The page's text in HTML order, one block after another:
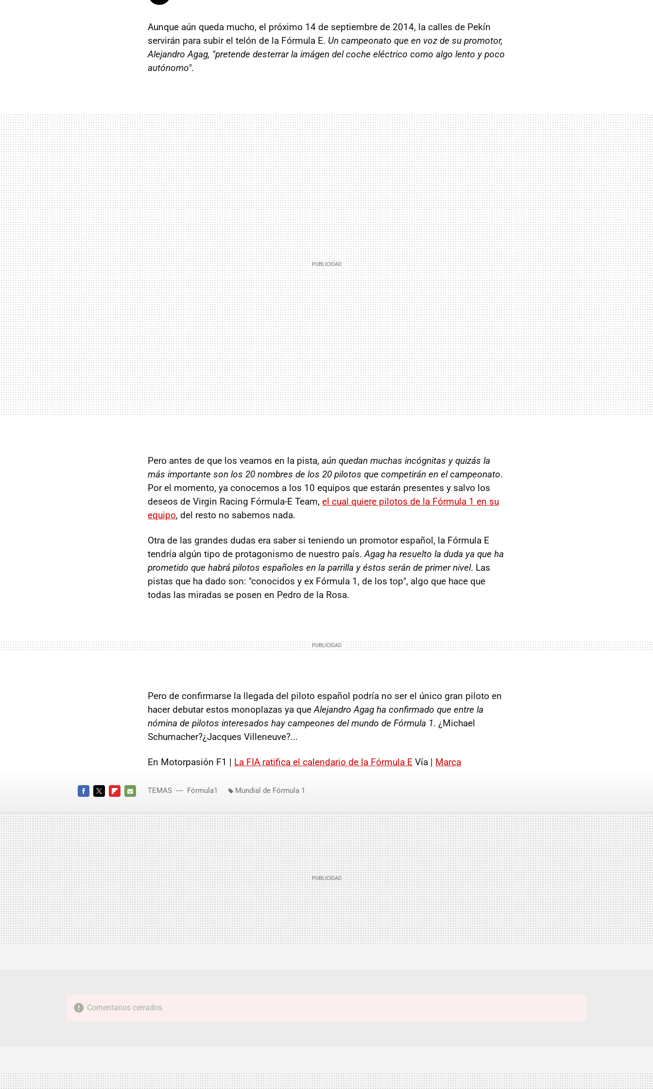
Aunque aún queda mucho, el próximo 14 de septiembre de 2014, la calles de Pekín
servirán para subir el telón de la Fórmula E. Un campeonato que en voz de su promotor,
Alejandro Agag, "pretende desterrar la imágen del coche eléctrico como algo lento y poco
autónomo".
Pero antes de que los veamos en la pista, aún quedan muchas incógnitas y quizás la
más importante son los 20 nombres de los 20 pilotos que competirán en el campeonato.
Por el momento, ya conocemos a los 10 equipos que estarán presentes y salvo los
deseos de Virgin Racing Fórmula-E Team, el cual quiere pilotos de la Fórmula 1 en su
equipo, del resto no sabemos nada.
Otra de las grandes dudas era saber si teniendo un promotor español, la Fórmula E
tendría algún tipo de protagonismo de nuestro país.Agag ha resuelto la duda ya que ha
prometido que habrá pilotos españoles en la parrilla y éstos serán de primer nivel. Las
pistas que ha dado son: "conocidos y ex Fórmula 1, de los top", algo que hace que
todas las miradas se posen en Pedro de la Rosa.
Pero de confirmarse la llegada del piloto español podría no ser el único gran piloto en
hacer debutar estos monoplazas ya queAlejandro Agag ha confirmado que entre la
nómina de pilotos interesados hay campeones del mundo de Fórmula 1. ¿Michael
Schumacher?¿Jacques Villeneuve?...
En Motorpasión F1 | La FIA ratifica el calendario de la Fórmula E Vía | Marca
MAIL
TEMAS Fórmula1 Mundial de Fórmula 1
Comentarios cerrados